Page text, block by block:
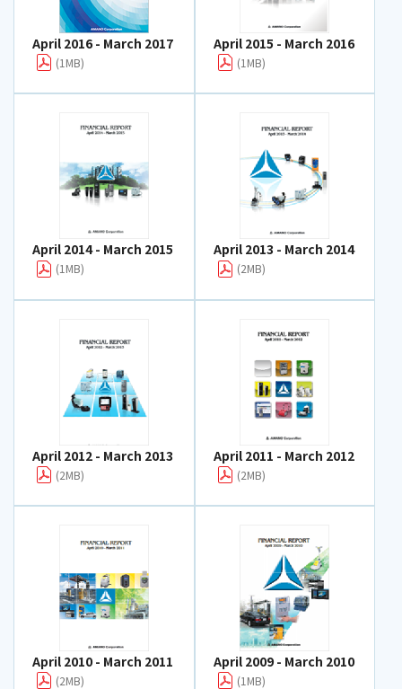
April 2016 - March 2017
(1MB)
April 2015 - March 2016
(1MB)
April 2014 - March 2015
(1MB)
April 2013 - March 2014
(2MB)
April 2012 - March 2013
(2MB)
April 2011 - March 2012
(2MB)
April 2010 - March 2011
(2MB)
April 2009 - March 2010
(1MB)